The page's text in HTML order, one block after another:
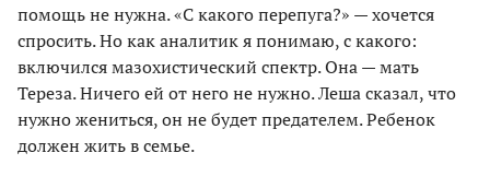
помощь не нужна. «С какого перепуга?» — хочется
спросить. Но как аналитик я понимаю, с какого:
включился мазохистический спектр. Она — мать
Тереза. Ничего ей от него не нужно. Леша сказал, что
нужно жениться, он не будет предателем. Ребенок
должен жить в семье.